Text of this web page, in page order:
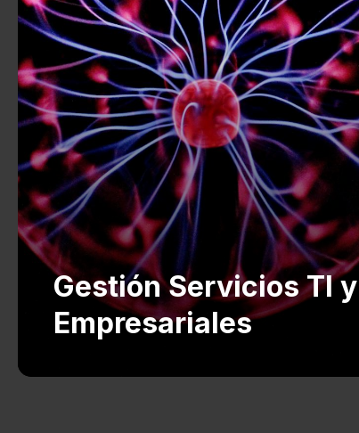
Gestión Servicios TI y
Empresariales